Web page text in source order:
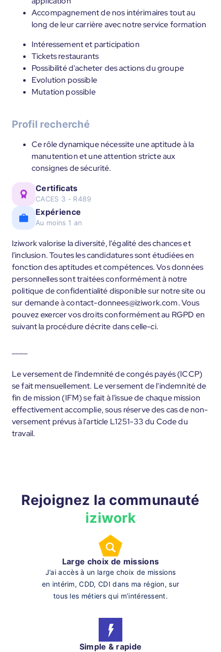
Accompagnement de nos intérimaires tout au
long de leur carrière avec notre service formation
Intéressement et participation
Tickets restaurants
Possibilité d'acheter des actions du groupe
Evolution possible
Mutation possible
Profil recherché
Ce rôle dynamique nécessite une aptitude à la
manutention et une attention stricte aux
consignes de sécurité.
Certificats
CACES 3 - R489
Expérience
Au moins 1 an
Iziwork valorise la diversité, l'égalité des chances et
l'inclusion. Toutes les candidatures sont étudiées en
fonction des aptitudes et compétences. Vos données
personnelles sont traitées conformément à notre
politique de confidentialité disponible sur notre site ou
sur demande à contact-donnees@iziwork.com. Vous
pouvez exercer vos droits conformément au RGPD en
suivant la procédure décrite dans celle-ci.
Le versement de l'indemnité de congés payés (ICCP)
se fait mensuellement. Le versement de l'indemnité de
fin de mission (IFM) se fait à l'issue de chaque mission
effectivement accomplie, sous réserve des cas de non-
versement prévus à l'article L1251-33 du Code du
travail.
Rejoignez la communauté
iziwork
Large choix de missions
J’ai accès à un large choix de missions
en intérim, CDD, CDI dans ma région, sur
tous les métiers qui m’intéressent.
Simple & rapide